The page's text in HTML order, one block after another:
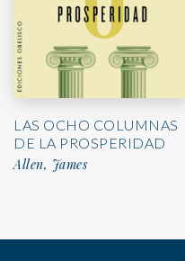
LAS OCHO COLUMNAS
DE LA PROSPERIDAD
Allen, James